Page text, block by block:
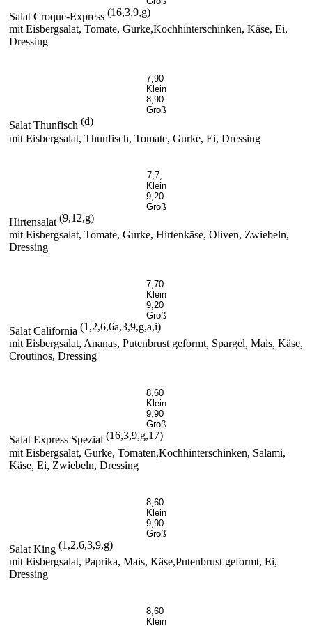
Salat Croque-Express (16,3,9,g)
mit Eisbergsalat, Tomate, Gurke,Kochhinterschinken, Käse, Ei,
Dressing
7,90
Klein
8,90
Groß
Salat Thunfisch (d)
mit Eisbergsalat, Thunfisch, Tomate, Gurke, Ei, Dressing
7,7,
Klein
9,20
Groß
Hirtensalat (9,12,g)
mit Eisbergsalat, Tomate, Gurke, Hirtenkäse, Oliven, Zwiebeln,
Dressing
7,70
Klein
9,20
Groß
Salat California (1,2,6,6a,3,9,g,a,i)
mit Eisbergsalat, Ananas, Putenbrust geformt, Spargel, Mais, Käse,
Croutinos, Dressing
8,60
Klein
9,90
Groß
Salat Express Spezial (16,3,9,g,17)
mit Eisbergsalat, Gurke, Tomaten,Kochhinterschinken, Salami,
Käse, Ei, Zwiebeln, Dressing
8,60
Klein
9,90
Groß
Salat King (1,2,6,3,9,g)
mit Eisbergsalat, Paprika, Mais, Käse,Putenbrust geformt, Ei,
Dressing
8,60
Klein